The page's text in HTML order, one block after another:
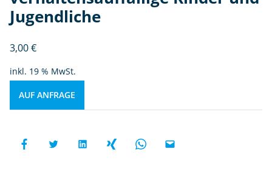
Jugendliche
3,00€
inkl. 19 % MwSt.
AUF ANFRAGE